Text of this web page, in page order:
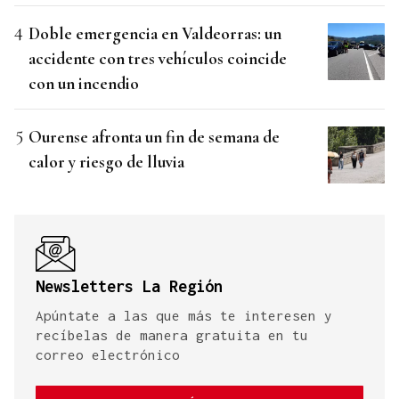
Doble emergencia en Valdeorras: un
accidente con tres vehículos coincide
con un incendio
Ourense afronta un fin de semana de
calor y riesgo de lluvia
Newsletters La Región
Apúntate a las que más te interesen y
recíbelas de manera gratuita en tu
correo electrónico